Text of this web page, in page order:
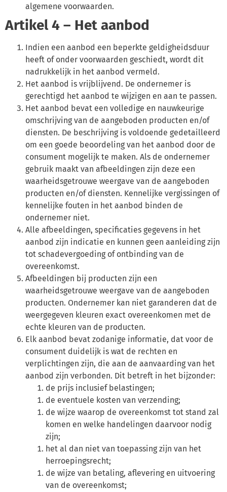
algemene voorwaarden.
Artikel 4 – Het aanbod
Indien een aanbod een beperkte geldigheidsduur
heeft of onder voorwaarden geschiedt, wordt dit
nadrukkelijk in het aanbod vermeld.
Het aanbod is vrijblijvend. De ondernemer is
gerechtigd het aanbod te wijzigen en aan te passen.
Het aanbod bevat een volledige en nauwkeurige
omschrijving van de aangeboden producten en/of
diensten. De beschrijving is voldoende gedetailleerd
om een goede beoordeling van het aanbod door de
consument mogelijk te maken. Als de ondernemer
gebruik maakt van afbeeldingen zijn deze een
waarheidsgetrouwe weergave van de aangeboden
producten en/of diensten. Kennelijke vergissingen of
kennelijke fouten in het aanbod binden de
ondernemer niet.
Alle afbeeldingen, specificaties gegevens in het
aanbod zijn indicatie en kunnen geen aanleiding zijn
tot schadevergoeding of ontbinding van de
overeenkomst.
Afbeeldingen bij producten zijn een
waarheidsgetrouwe weergave van de aangeboden
producten. Ondernemer kan niet garanderen dat de
weergegeven kleuren exact overeenkomen met de
echte kleuren van de producten.
Elk aanbod bevat zodanige informatie, dat voor de
consument duidelijk is wat de rechten en
verplichtingen zijn, die aan de aanvaarding van het
aanbod zijn verbonden. Dit betreft in het bijzonder:
de prijs inclusief belastingen;
de eventuele kosten van verzending;
de wijze waarop de overeenkomst tot stand zal
komen en welke handelingen daarvoor nodig
zijn;
het al dan niet van toepassing zijn van het
herroepingsrecht;
de wijze van betaling, aflevering en uitvoering
van de overeenkomst;